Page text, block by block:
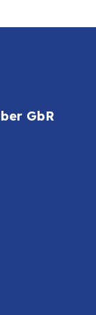
GbR